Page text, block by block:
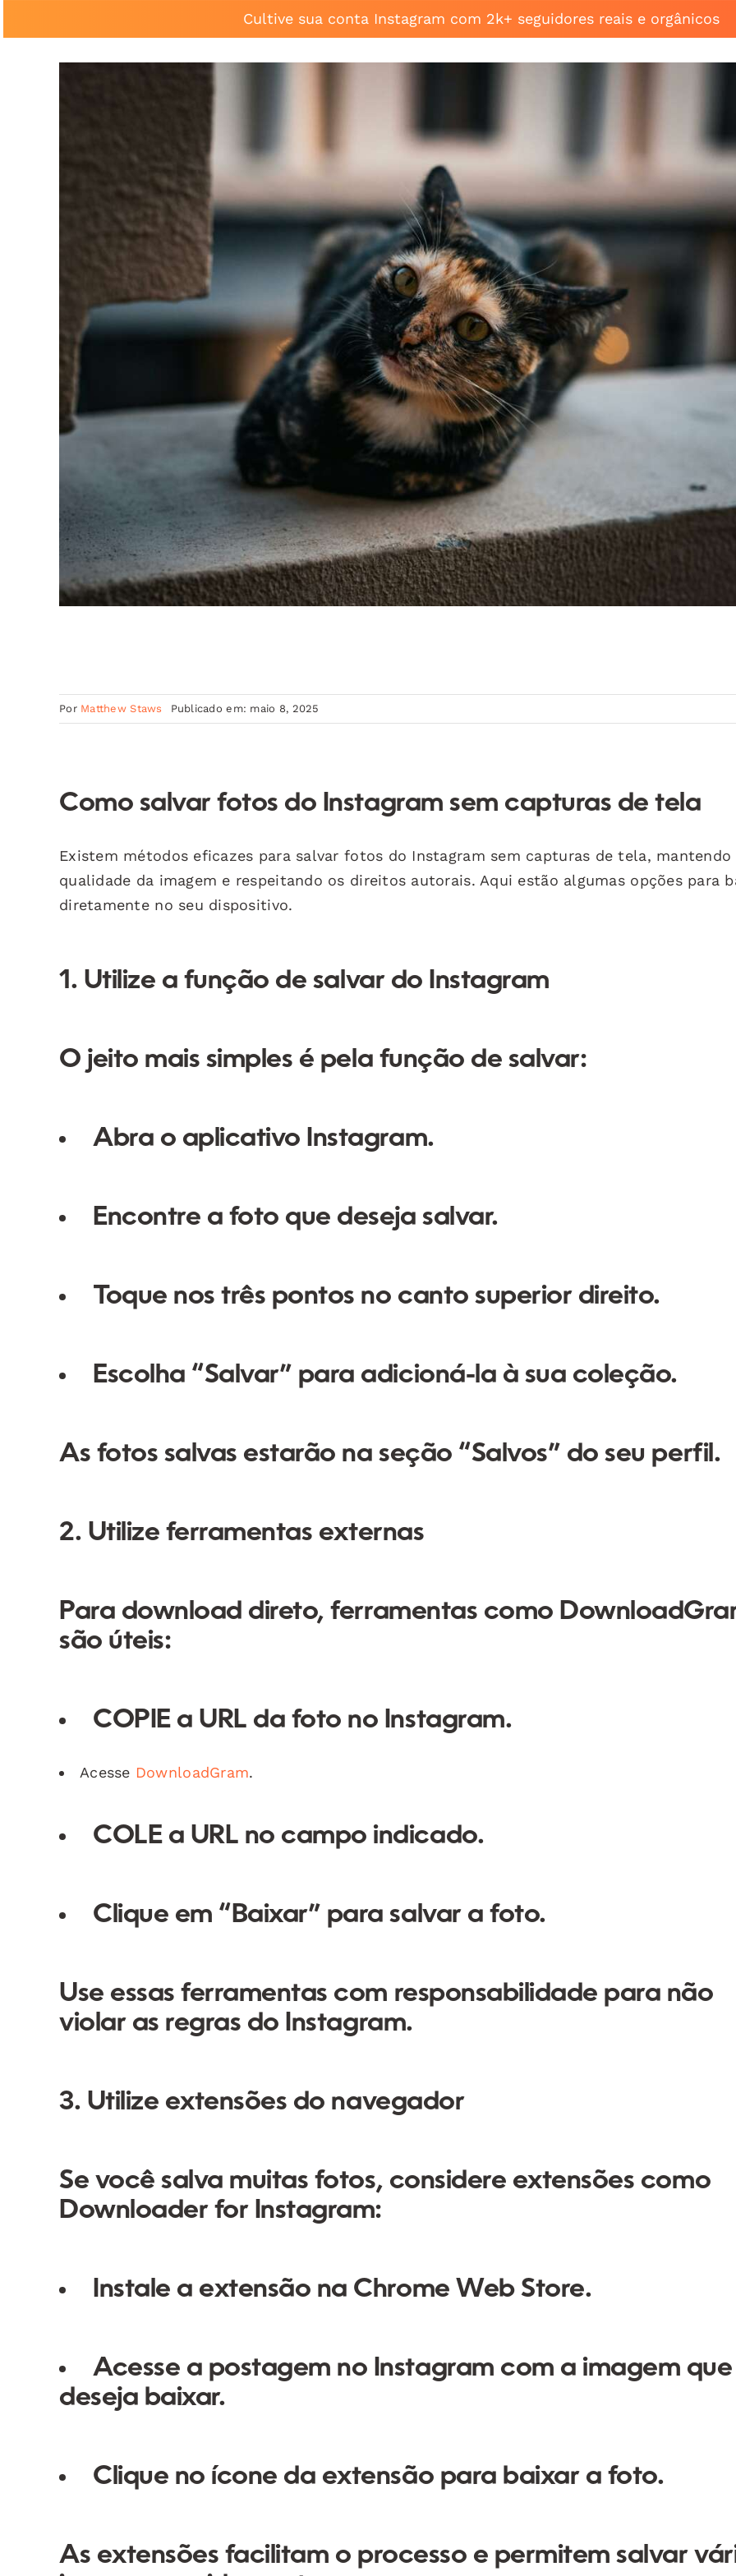
Cultive sua conta Instagram com 2k+ seguidores reais e orgânicos
Por Matthew Staws Publicado em: maio 8, 2025
Como salvar fotos do Instagram sem capturas de tela
Existem métodos eficazes para salvar fotos do Instagram sem capturas de tela, mantendo
qualidade da imagem e respeitando os direitos autorais. Aqui estão algumas opções para
diretamente no seu dispositivo.
1. Utilize a função de salvar do Instagram
O jeito mais simples é pela função de salvar:
Abra o aplicativo Instagram.
Encontre a foto que deseja salvar.
Toque nos três pontos no canto superior direito.
Escolha “Salvar” para adicioná-la à sua coleção.
As fotos salvas estarão na seção “Salvos” do seu perfil.
2. Utilize ferramentas externas
Para download direto, ferramentas como
são úteis:
COPIE a URL da foto no Instagram.
Acesse DownloadGram.
COLE a URL no campo indicado.
Clique em “Baixar” para salvar a foto.
Use essas ferramentas com responsabilidade para não
violar as regras do Instagram.
3. Utilize extensões do navegador
Se você salva muitas fotos, considere extensões como
Downloader for Instagram:
Instale a extensão na Chrome Web Store.
Acesse a postagem no Instagram com a imagem que
deseja baixar.
Clique no ícone da extensão para baixar a foto.
As extensões facilitam o processo e permitem salvar